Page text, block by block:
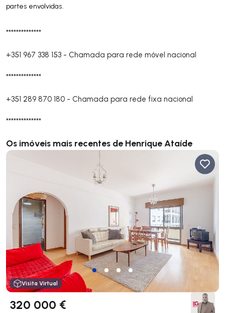
partes envolvidas.
**************
+351 967 338 153 - Chamada para rede móvel nacional
**************
+351 289 870 180 - Chamada para rede fixa nacional
**************
Os imóveis mais recentes de Henrique Ataíde
Visita Virtual
320 000 €